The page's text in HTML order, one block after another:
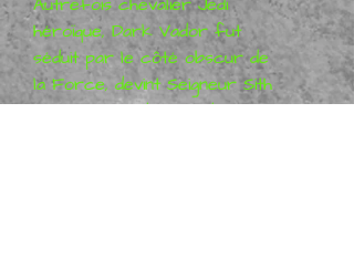
héroïque, Dark Vador fut
séduit par le côté obscur de
la Force, devint Seigneur Sith
et mena l'éradication de